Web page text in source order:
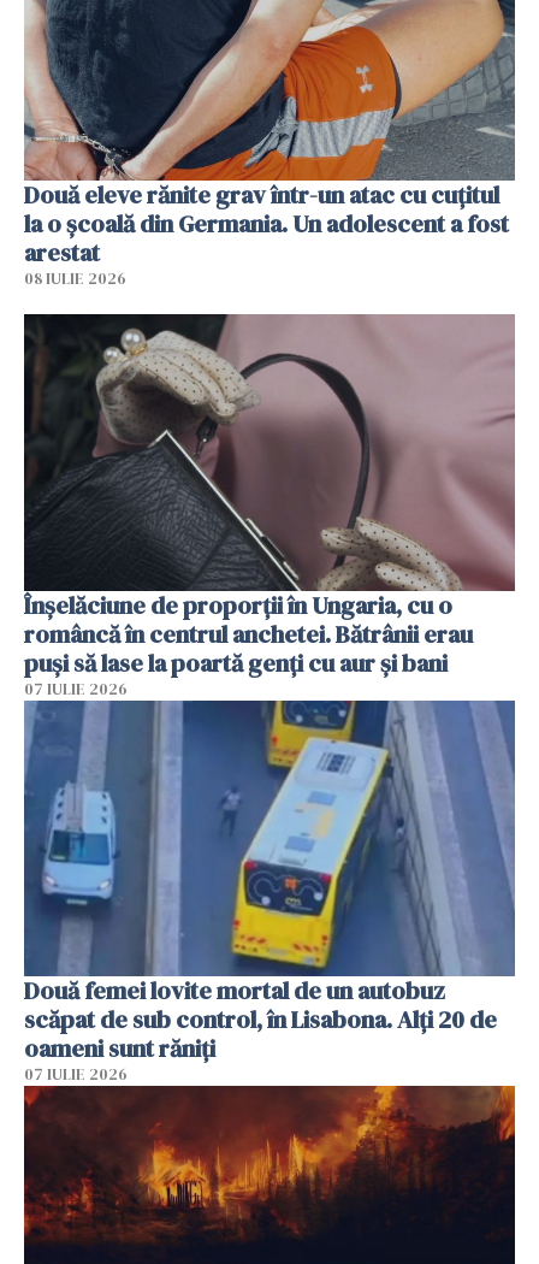
Două eleve rănite grav într-un atac cu cuțitul
la o școală din Germania. Un adolescent a fost
arestat
08 IULIE 2026
Înșelăciune de proporții în Ungaria, cu o
româncă în centrul anchetei. Bătrânii erau
puși să lase la poartă genți cu aur și bani
07 IULIE 2026
Două femei lovite mortal de un autobuz
scăpat de sub control, în Lisabona. Alți 20 de
oameni sunt răniți
07 IULIE 2026